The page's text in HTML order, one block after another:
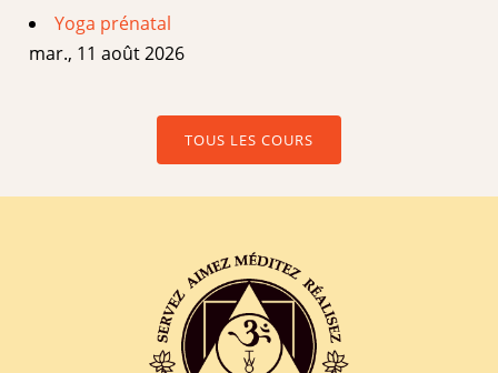
Yoga prénatal
mar., 11 août 2026
TOUS LES COURS